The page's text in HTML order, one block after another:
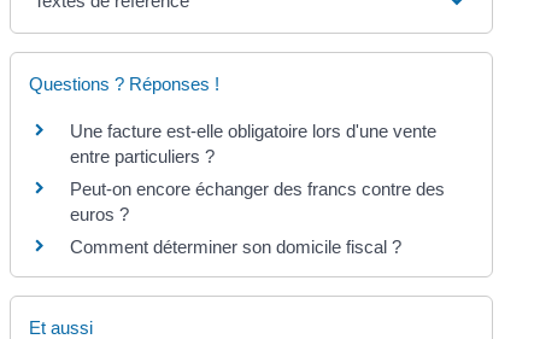
Questions ? Réponses !
Une facture est-elle obligatoire lors d'une vente
entre particuliers ?
Peut-on encore échanger des francs contre des
euros ?
Comment déterminer son domicile fiscal ?
Et aussi